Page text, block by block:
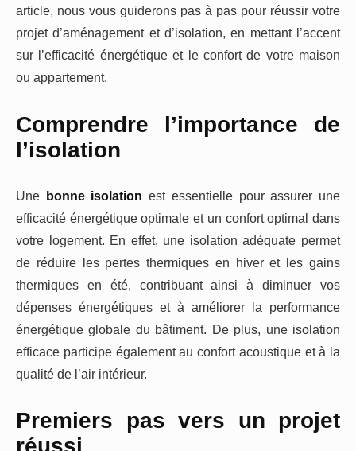
article, nous vous guiderons pas à pas pour réussir votre
projet d’aménagement et d’isolation, en mettant l’accent
sur l’efficacité énergétique et le confort de votre maison
ou appartement.
Comprendre l’importance de
l’isolation
Une bonne isolation est essentielle pour assurer une
efficacité énergétique optimale et un confort optimal dans
votre logement. En effet, une isolation adéquate permet
de réduire les pertes thermiques en hiver et les gains
thermiques en été, contribuant ainsi à diminuer vos
dépenses énergétiques et à améliorer la performance
énergétique globale du bâtiment. De plus, une isolation
efficace participe également au confort acoustique et à la
qualité de l’air intérieur.
Premiers pas vers un projet
réussi